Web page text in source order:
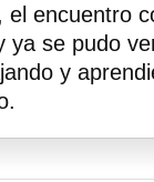
encuentro
ya se pudo
y